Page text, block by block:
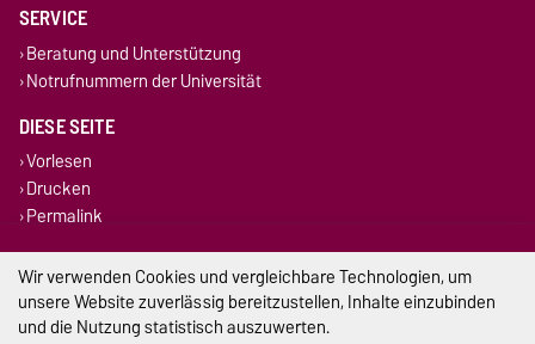
SERVICE
Beratung und Unterstützung
Notrufnummern der Universität
DIESE SEITE
Vorlesen
Drucken
Permalink
Impressum
Datenschutz
Wir verwenden Cookies und vergleichbare Technologien, um
unsere Website zuverlässig bereitzustellen, Inhalte einzubinden
und die Nutzung statistisch auszuwerten.